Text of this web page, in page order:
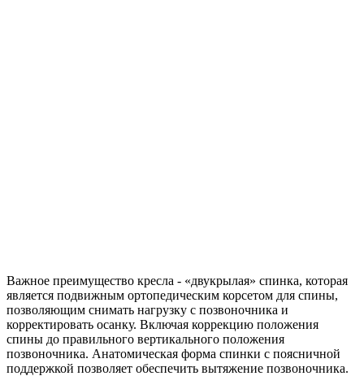
Важное преимущество кресла - «двукрылая» спинка, которая
является подвижным ортопедическим корсетом для спины,
позволяющим снимать нагрузку с позвоночника и
корректировать осанку. Включая коррекцию положения
спины до правильного вертикального положения
позвоночника. Анатомическая форма спинки с поясничной
поддержкой позволяет обеспечить вытяжение позвоночника.